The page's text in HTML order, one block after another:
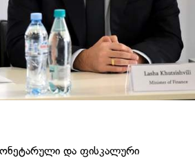
და ფისკალური